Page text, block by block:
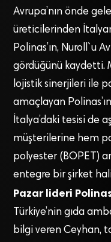
Avrupa’nın önde
üreticilerinden
Polinas’ın, Nuroll`u
gördüğünü kaydetti.
lojistik sinerjileri ile
amaçlayan
İtalya’daki tesisi de
müşterilerine hem
polyester (BOPET)
entegre bir şirket
Pazar lideri
Türkiye’nin gıda
bilgi veren Ceyhan,